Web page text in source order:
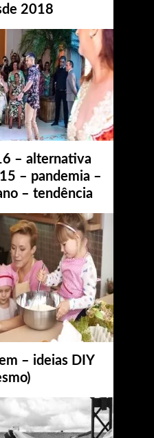
2018
– alternativa
– pandemia –
– tendência
– ideias DIY